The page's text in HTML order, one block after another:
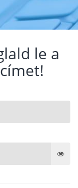
le a